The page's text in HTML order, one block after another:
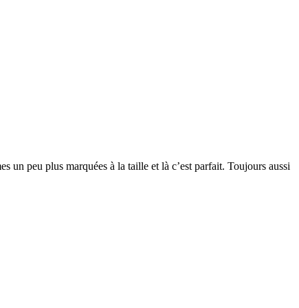
un peu plus marquées à la taille et là c’est parfait. Toujours aussi